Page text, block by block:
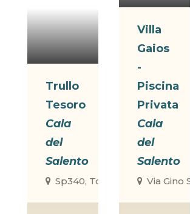
Trullo
Tesoro
Cala
del
Salento
Sp340, Torre Lapillo, Le, Italia
Villa
Gaios
-
Piscina
Privata
Cala
del
Salento
Via Gino